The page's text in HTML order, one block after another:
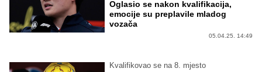
Oglasio se nakon kvalifikacija,
emocije su preplavile mladog
vozača
05.04.25. 14:49
Kvalifikovao se na 8. mjesto